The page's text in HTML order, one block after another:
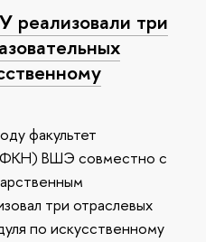
три
факультет
ВШЭ совместно с
три отраслевых
по искусственному